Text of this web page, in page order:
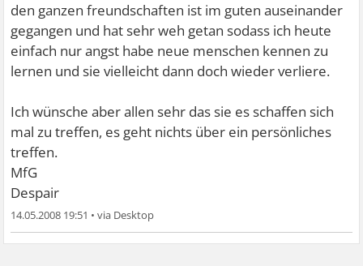
den ganzen freundschaften ist im guten auseinander
gegangen und hat sehr weh getan sodass ich heute
einfach nur angst habe neue menschen kennen zu
lernen und sie vielleicht dann doch wieder verliere.
Ich wünsche aber allen sehr das sie es schaffen sich
mal zu treffen, es geht nichts über ein persönliches
treffen.
MfG
Despair
14.05.2008 19:51 •